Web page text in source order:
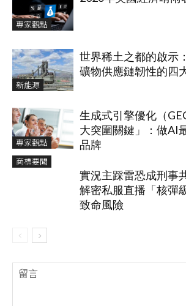
專家觀點
新能源
世界稀土之都的啟示
礦物供應鏈韌性的四
專家觀點
生成式引擎優化（
大突圍關鍵」：做AI
品牌
商標要聞
實況主踩雷恐成刑事
解密私服直播「核彈
致命風險